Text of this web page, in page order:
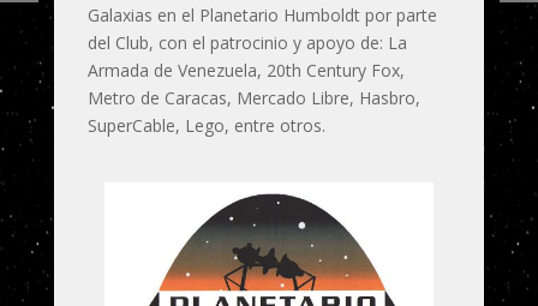
Galaxias en el Planetario Humboldt por parte
del Club, con el patrocinio y apoyo de: La
Armada de Venezuela, 20th Century Fox,
Metro de Caracas, Mercado Libre, Hasbro,
SuperCable, Lego, entre otros.